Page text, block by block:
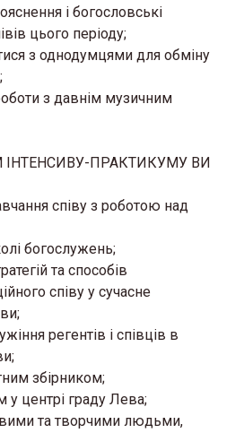
і богословські
цього періоду;
з однодумцями для обміну
з давнім музичним
ПРАКТИКУМУ ВИ
співу з роботою над
богослужень;
та способів
співу у сучасне
регентів і співців в
збірником;
центрі граду Лева;
та творчими людьми,